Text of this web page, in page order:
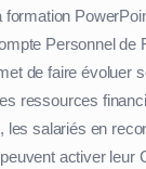
Personnel de
de faire évoluer
ressources
les salariés en
activer leur